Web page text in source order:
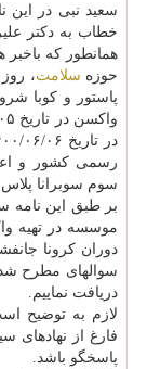
سعید نبی در این
خطاب به دکتر
همانطور که باخبر
حوزه سلامت،
پاستور و کوبا
رسمی کشور و
سوم سوبرانا
بر طبق این
موسسه در تهیه
دوران کرونا
سوالهای مطرح
دریافت نماییم.
لازم به توضیح
فارغ از نهادهای
پاسخگو باشد.